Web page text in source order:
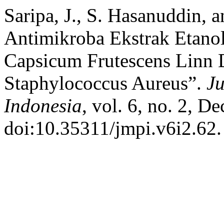
Saripa, J., S. Hasanuddin,
Antimikroba Ekstrak
Capsicum Frutescens Linn
Staphylococcus Aureus”.
Indonesia, vol. 6, no. 2,
doi:10.35311/jmpi.v6i2.62.